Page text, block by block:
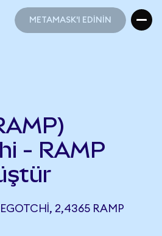
METAMASK'I EDİNİN
- RAMP
2,4365 RAMP